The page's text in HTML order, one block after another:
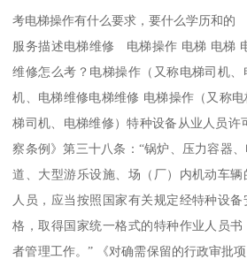
考电梯操作有什么要求，要什么学历和的
服务描述电梯维修 电梯操作 电梯 电梯
维修怎么考？电梯操作（又称电梯司机
机、电梯维修电梯维修 电梯操作（又称
梯司机、电梯维修）特种设备从业人员许
察条例》第三十八条：“锅炉、压力容器
道、大型游乐设施、场（厂）内机动车
人员，应当按照国家有关规定经特种设
格，取得国家统一格式的特种作业人员
者管理工作。” 《对确需保留的行政审批